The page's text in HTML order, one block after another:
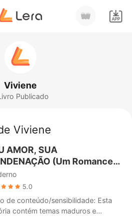
Viviene
Publicado
Viviene
AMOR, SUA
(Um Romance
com um Bilionário)
5.0
de conteúdo/sensibilidade: Esta
contém temas maduros e